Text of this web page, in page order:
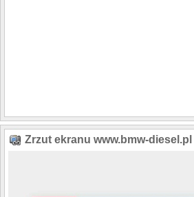
Zrzut ekranu www.bmw-diesel.pl